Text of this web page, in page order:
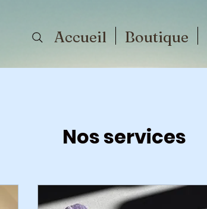
Accueil Boutique
Nos services